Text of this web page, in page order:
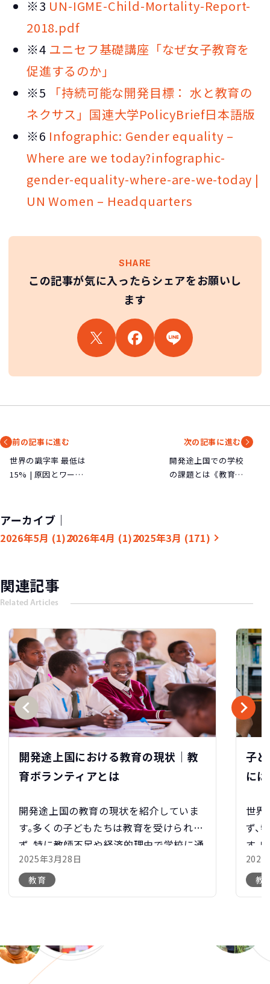
※3 UN-IGME-Child-Mortality-Report-
2018.pdf
※4 ユニセフ基礎講座「なぜ女子教育を
促進するのか」
※5
「持続可能な開発目標： 水と教育の
ネクサス」国連大学PolicyBrief日本語版
※6 Infographic: Gender equality –
Where are we today?infographic-
gender-equality-where-are-we-today |
UN Women – Headquarters
SHARE
この記事が気に入ったらシェアをお願いし
ます
前の記事に進む
世界の識字率 最低は
15% | 原因とワール
次の記事に進む
開発途上国での学校
の課題とは《教育格
アーカイブ｜
2026年5月 (1)2026年4月 (1)2025年3月 (171)
関連記事
Related Articles
開発途上国における教育の現状｜教
育ボランティアとは
開発途上国の教育の現状を紹介していま
す。多くの子どもたちは教育を受けられ
ず、特に教師不足や経済的理由で学校に通
えない状況です。教育ボランティアは、学
習機会を増やし、教育環境を整える活動を
行い、子ども […]
2025年3月28日
教育
子
に
世界
ず、
す。
校舎
支援
奪
2025
教